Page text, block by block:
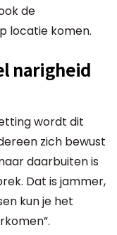
de
locatie komen.
narigheid
wordt dit
zich bewust
daarbuiten is
Dat is jammer,
kun je het